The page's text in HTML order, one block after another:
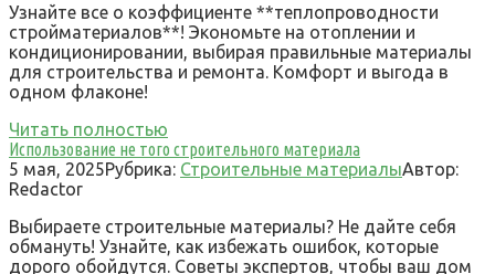
Узнайте все о коэффициенте **теплопроводности
стройматериалов**! Экономьте на отоплении и
кондиционировании, выбирая правильные материалы
для строительства и ремонта. Комфорт и выгода в
одном флаконе!
Читать полностью
Использование не того строительного материала
5 мая, 2025Рубрика: Строительные материалыАвтор:
Redactor
Выбираете строительные материалы? Не дайте себя
обмануть! Узнайте, как избежать ошибок, которые
дорого обойдутся. Советы экспертов, чтобы ваш дом